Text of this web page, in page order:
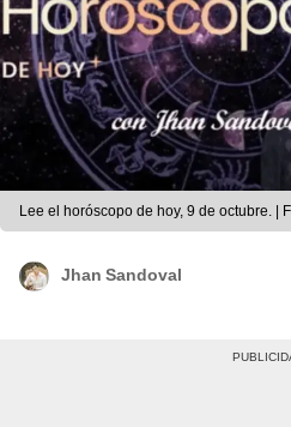
Lee el horóscopo de hoy, 9 de octubre. |
Jhan Sandoval